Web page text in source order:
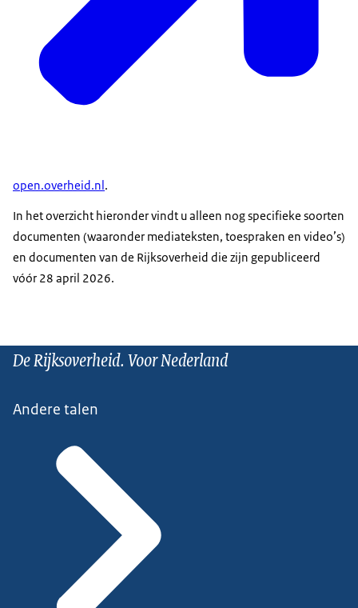
open.overheid.nl.
In het overzicht hieronder vindt u alleen nog specifieke soorten
documenten (waaronder mediateksten, toespraken en video’s)
en documenten van de Rijksoverheid die zijn gepubliceerd
vóór 28 april 2026.
De Rijksoverheid. Voor Nederland
Andere talen